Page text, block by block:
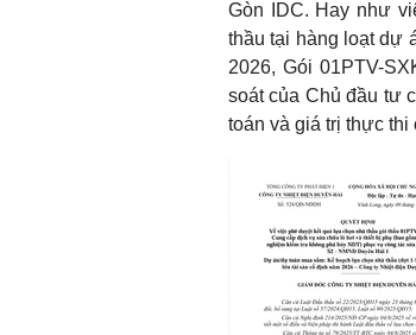
Gòn IDC. Hay như
thầu tại hàng loạt dự
2026, Gói 01PTV-
soát của Chủ đầu tư
toán và giá trị thực thi